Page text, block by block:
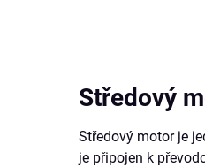
Středový
Středový motor je
je připojen k